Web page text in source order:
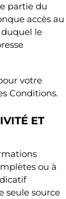
partie du
accès au
duquel le
votre
Conditions.
ET
ou à
seule source